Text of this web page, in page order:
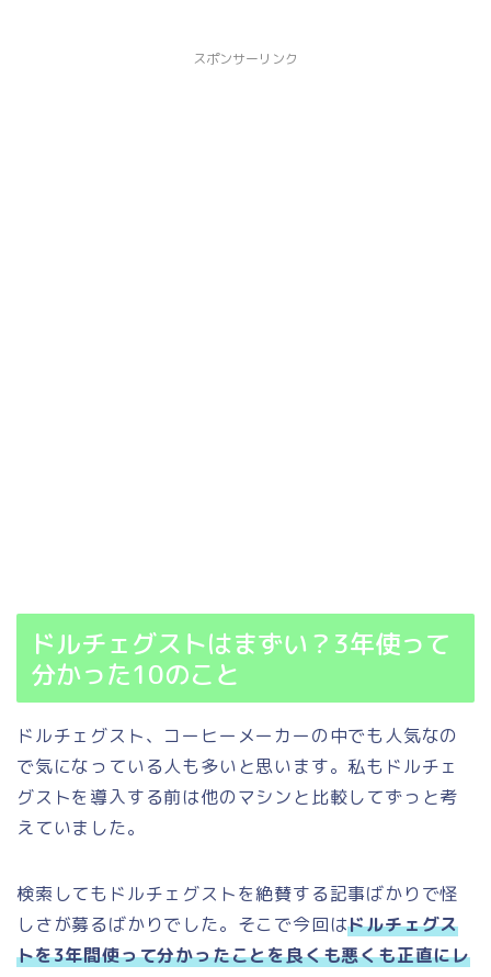
スポンサーリンク
ドルチェグストはまずい？3年使って
分かった10のこと
ドルチェグスト、コーヒーメーカーの中でも人気なの
で気になっている人も多いと思います。私もドルチェ
グストを導入する前は他のマシンと比較してずっと考
えていました。
検索してもドルチェグストを絶賛する記事ばかりで怪
しさが募るばかりでした。そこで今回はドルチェグス
トを3年間使って分かったことを良くも悪くも正直にレ